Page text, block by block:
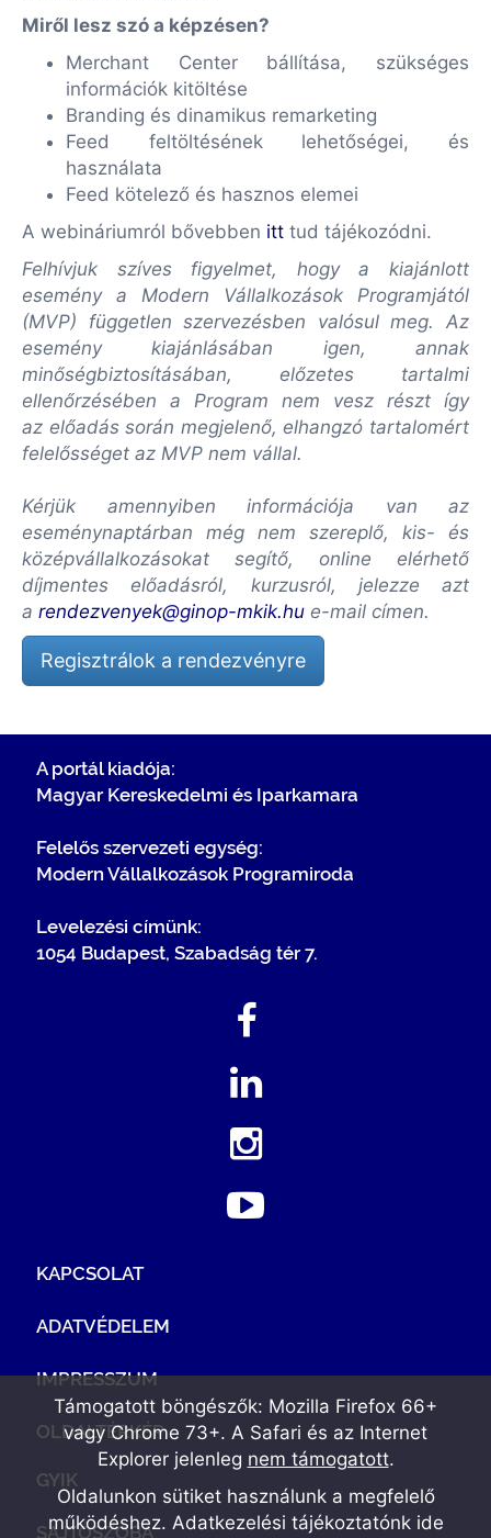
Miről lesz szó a képzésen?
Merchant Center bállítása, szükséges
információk kitöltése
Branding és dinamikus remarketing
Feed feltöltésének lehetőségei, és
használata
Feed kötelező és hasznos elemei
A webináriumról bővebben itt tud tájékozódni.
Felhívjuk szíves figyelmet, hogy a kiajánlott
esemény a Modern Vállalkozások Programjától
(MVP) független szervezésben valósul meg. Az
esemény kiajánlásában igen, annak
minőségbiztosításában, előzetes tartalmi
ellenőrzésében a Program nem vesz részt így
az előadás során megjelenő, elhangzó tartalomért
felelősséget az MVP nem vállal.
Kérjük amennyiben információja van az
eseménynaptárban még nem szereplő, kis- és
középvállalkozásokat segítő, online elérhető
díjmentes előadásról, kurzusról, jelezze azt
a rendezvenyek@ginop-mkik.hu e-mail címen.
Regisztrálok a rendezvényre
A portál kiadója:
Magyar Kereskedelmi és Iparkamara
Felelős szervezeti egység:
Modern Vállalkozások Programiroda
Levelezési címünk:
1054 Budapest, Szabadság tér 7.
KAPCSOLAT
ADATVÉDELEM
IMPRESSZUM
OLDALTÉRKÉP
GYIK
SAJTÓSZOBA
Támogatott böngészők: Mozilla Firefox 66+
vagy Chrome 73+. A Safari és az Internet
Explorer jelenleg nem támogatott.
Oldalunkon sütiket használunk a megfelelő
működéshez. Adatkezelési tájékoztatónk ide